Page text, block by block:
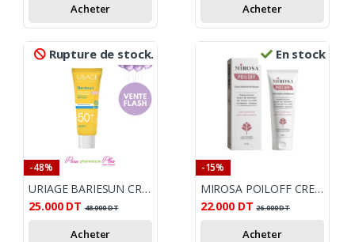
Acheter Acheter
Rupture de stock.
-48%
URIAGE BARIESUN CREME SOLAIRE TEINTEE CLAIRE SPF 50+ 50ML
25.000 DT 48.000DT
Acheter
En stock
-15%
MIROSA POILOFF CREME ANTI REPOUSSE 100ML
22.000 DT 26.000DT
Acheter